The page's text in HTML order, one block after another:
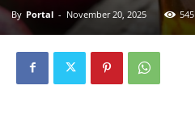
By Portal - November 20, 2025 545